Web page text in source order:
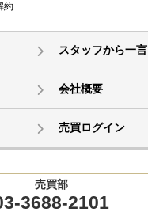
約
スタッフから一言
会社概要
売買ログイン
売買部
3688-2101